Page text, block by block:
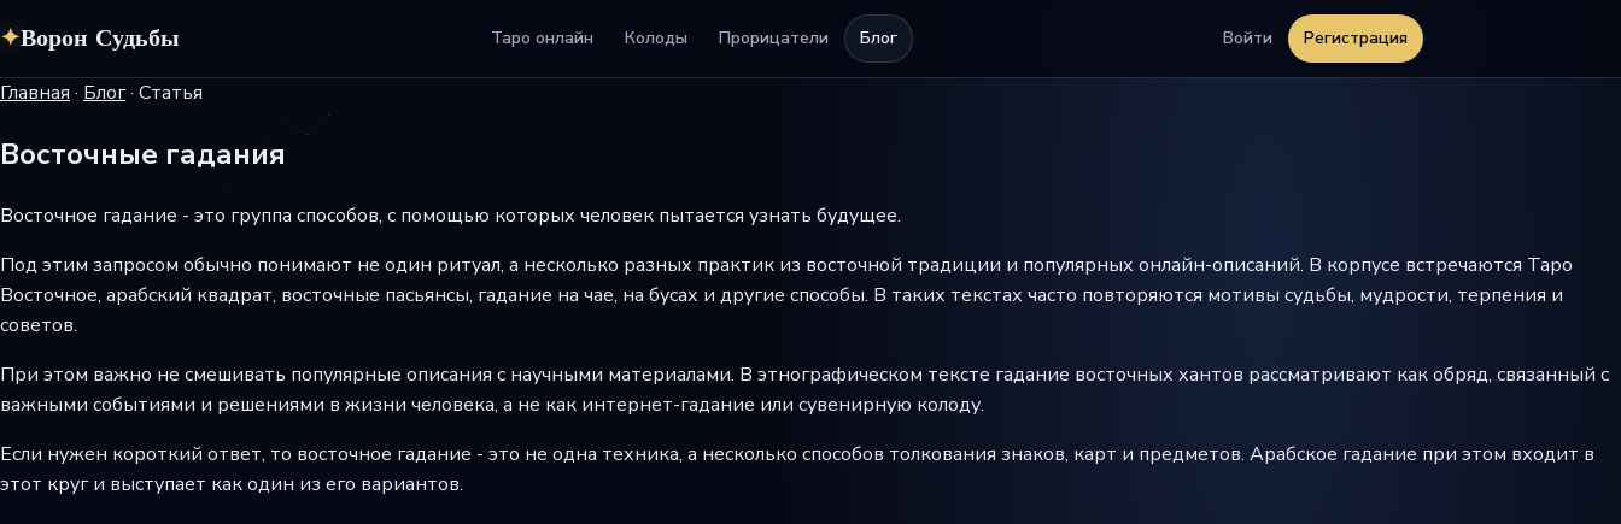
✦Ворон Судьбы Таро онлайн Колоды Прорицатели Блог Войти Регистрация
Главная · Блог· Статья
Восточные гадания
Восточное гадание - это группа способов, с помощью которых человек пытается узнать будущее.
Под этим запросом обычно понимают не один ритуал, а несколько разных практик из восточной традиции и популярных онлайн-описаний. В корпусе встречаются Таро
Восточное, арабский квадрат, восточные пасьянсы, гадание на чае, на бусах и другие способы. В таких текстах часто повторяются мотивы судьбы, мудрости, терпения и
советов.
При этом важно не смешивать популярные описания с научными материалами. В этнографическом тексте гадание восточных хантов рассматривают как обряд, связанный с
важными событиями и решениями в жизни человека, а не как интернет-гадание или сувенирную колоду.
Если нужен короткий ответ, то восточное гадание - это не одна техника, а несколько способов толкования знаков, карт и предметов. Арабское гадание при этом входит в
этот круг и выступает как один из его вариантов.